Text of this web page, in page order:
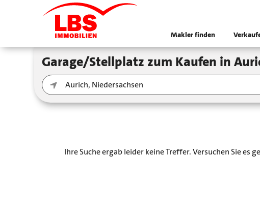
Makler finden
Garage/Stellplatz zum Kaufen in
Ihre Suche ergab leider keine Treffer. Versuchen Sie